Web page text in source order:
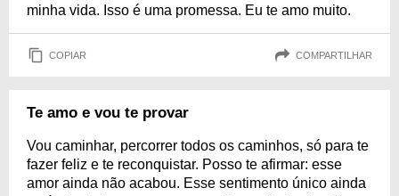
minha vida. Isso é uma promessa. Eu te amo muito.
COPIAR COMPARTILHAR
Te amo e vou te provar
Vou caminhar, percorrer todos os caminhos, só para te
fazer feliz e te reconquistar. Posso te afirmar: esse
amor ainda não acabou. Esse sentimento único ainda